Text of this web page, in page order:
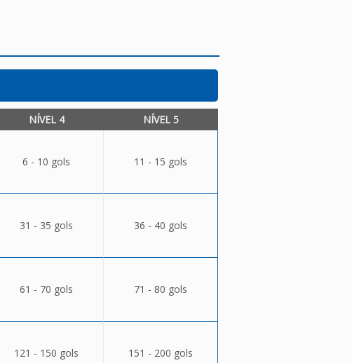
NÍVEL 4 NÍVEL 5
6 - 10 gols 11 - 15 gols
31 - 35 gols 36 - 40 gols
61 - 70 gols 71 - 80 gols
121 - 150 gols 151 - 200 gols